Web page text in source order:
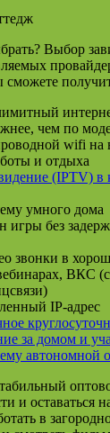
Выбор
чем по
wifi на
и отдыха
(IPTV) в
умного дома
игры без
звонки в
ВКС
IP-адрес
за домом и
автономной
и оставаться
в